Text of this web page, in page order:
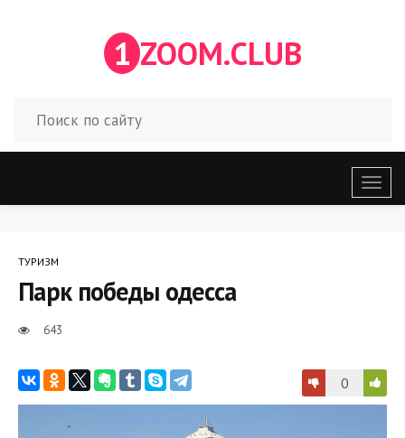
1 ZOOM.CLUB
меню
ТУРИЗМ
Парк победы одесса
643
0